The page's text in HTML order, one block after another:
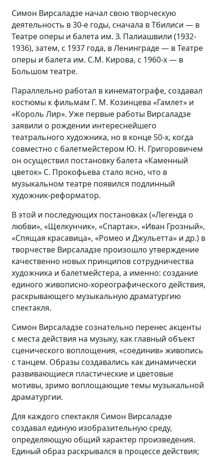
Симон Вирсаладзе начал свою творческую
деятельность в 30-е годы, сначала в Тбилиси — в
Театре оперы и балета им. З. Палиашвили (1932-
1936), затем, с 1937 года, в Ленинграде — в Театре
оперы и балета им. С.М. Кирова, с 1960-х — в
Большом театре.
Параллельно работал в кинематографе, создавал
костюмы к фильмам Г. М. Козинцева «Гамлет» и
«Король Лир». Уже первые работы Вирсаладзе
заявили о рождении интереснейшего
театрального художника, но в конце 50-х, когда
совместно с балетмейстером Ю. Н. Григоровичем
он осуществил постановку балета «Каменный
цветок» С. Прокофьева стало ясно, что в
музыкальном театре появился подлинный
художник-реформатор.
В этой и последующих постановках («Легенда о
любви», «Щелкунчик», «Спартак», «Иван Грозный»,
«Спящая красавица», «Ромео и Джульетта» и др.) в
творчестве Вирсаладзе произошло утверждение
качественно новых принципов сотрудничества
художника и балетмейстера, а именно: создание
единого живописно-хореографического действия,
раскрывающего музыкальную драматургию
спектакля.
Симон Вирсаладзе сознательно перенес акценты
с места действия на музыку, как главный объект
сценического воплощения, «соединив» живопись
с танцем. Образы создавались как динамически
развивающиеся пластические и цветовые
мотивы, зримо воплощающие темы музыкальной
драматургии.
Для каждого спектакля Симон Вирсаладзе
создавал единую изобразительную среду,
определяющую общий характер произведения.
Единый образ раскрывался в процессе действия;